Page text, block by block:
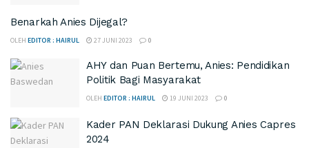
Benarkah Anies Dijegal?
OLEH EDITOR : HAIRUL 27 JUNI 2023 0
AHY dan Puan Bertemu, Anies: Pendidikan
Politik Bagi Masyarakat
OLEH EDITOR : HAIRUL 19 JUNI 2023 0
Kader PAN Deklarasi Dukung Anies Capres
2024